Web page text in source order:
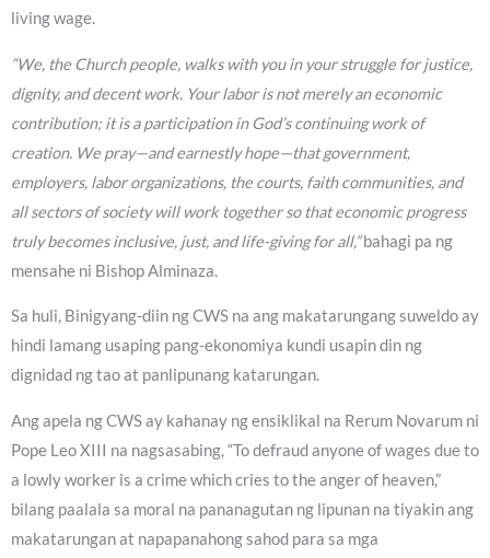
living wage.
“We, the Church people, walks with you in your struggle for justice,
dignity, and decent work. Your labor is not merely an economic
contribution; it is a participation in God’s continuing work of
creation. We pray—and earnestly hope—that government,
employers, labor organizations, the courts, faith communities, and
all sectors of society will work together so that economic progress
truly becomes inclusive, just, and life-giving for all,”bahagi pa ng
mensahe ni Bishop Alminaza.
Sa huli, Binigyang-diin ng CWS na ang makatarungang suweldo ay
hindi lamang usaping pang-ekonomiya kundi usapin din ng
dignidad ng tao at panlipunang katarungan.
Ang apela ng CWS ay kahanay ng ensiklikal na Rerum Novarum ni
Pope Leo XIII na nagsasabing, “To defraud anyone of wages due to
a lowly worker is a crime which cries to the anger of heaven,”
bilang paalala sa moral na pananagutan ng lipunan na tiyakin ang
makatarungan at napapanahong sahod para sa mga